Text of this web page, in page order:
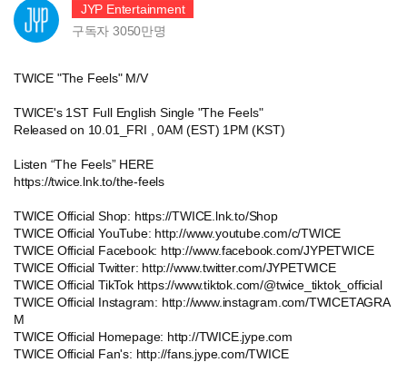
JYP Entertainment
구독자3050만명
TWICE "The Feels" M/V
TWICE's 1ST Full English Single "The Feels"
Released on 10.01_FRI , 0AM (EST) 1PM (KST)
Listen “The Feels” HERE
https://twice.lnk.to/the-feels
TWICE Official Shop: https://TWICE.lnk.to/Shop
TWICE Official YouTube: http://www.youtube.com/c/TWICE
TWICE Official Facebook: http://www.facebook.com/JYPETWICE
TWICE Official Twitter: http://www.twitter.com/JYPETWICE
TWICE Official TikTok https://www.tiktok.com/@twice_tiktok_official
TWICE Official Instagram: http://www.instagram.com/TWICETAGRA
M
TWICE Official Homepage: http://TWICE.jype.com
TWICE Official Fan's: http://fans.jype.com/TWICE